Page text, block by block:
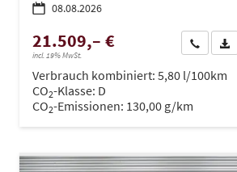
08.08.2026
21.509,– €
incl. 19% MwSt.
Wir
Verbrauch kombiniert: 5,80 l/100km
CO2-Klasse: D
CO2-Emissionen: 130,00 g/km